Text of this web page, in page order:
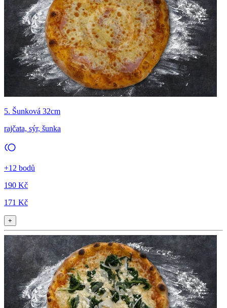
5. Šunková 32cm
rajčata, sýr, šunka
+12 bodů
190 Kč
171 Kč
+